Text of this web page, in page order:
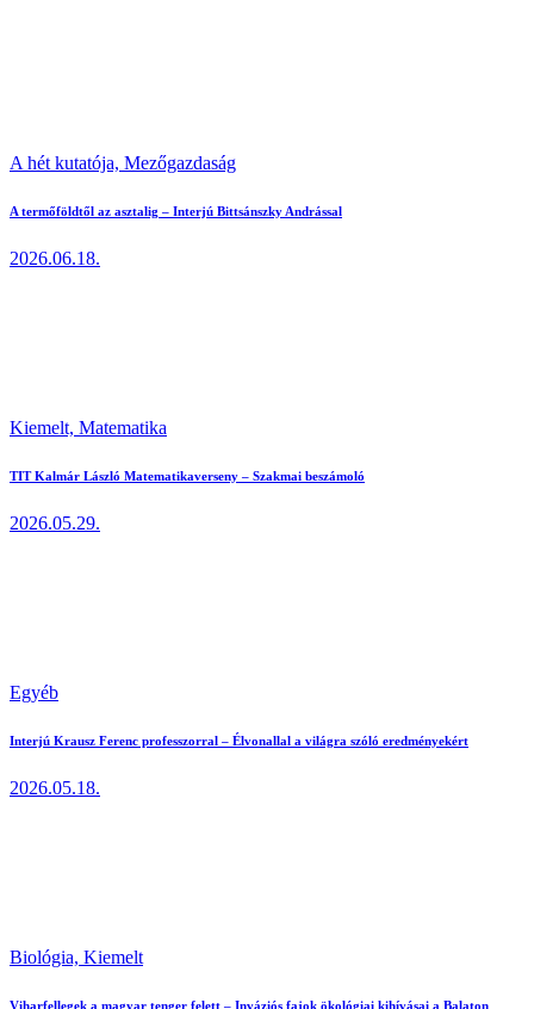
A hét kutatója, Mezőgazdaság
A termőföldtől az asztalig – Interjú Bittsánszky Andrással
2026.06.18.
Kiemelt, Matematika
TIT Kalmár László Matematikaverseny – Szakmai beszámoló
2026.05.29.
Egyéb
Interjú Krausz Ferenc professzorral – Élvonallal a világra szóló eredményekért
2026.05.18.
Biológia, Kiemelt
Viharfellegek a magyar tenger felett – Inváziós fajok ökológiai kihívásai a Balaton